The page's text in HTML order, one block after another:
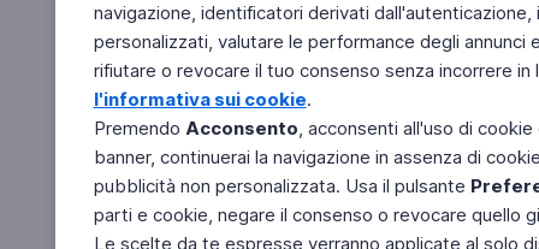
navigazione, identificatori derivati
personalizzati, valutare le performance degli
rifiutare o revocare il tuo consenso senza incorrere
l'informativa sui cookie.
Premendo Acconsento, acconsenti all'uso di
banner, continuerai la navigazione in assenza di
pubblicità non personalizzata. Usa il pulsante
parti e cookie, negare il consenso o revocare quello
Le scelte da te espresse verranno applicate al solo